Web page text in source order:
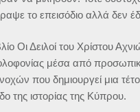
το επεισόδιο αλλά δεν
Οι Δειλοί του Χρίστου
μέσα από
που δημιουργεί μια
της ιστορίας της Κύπρου.